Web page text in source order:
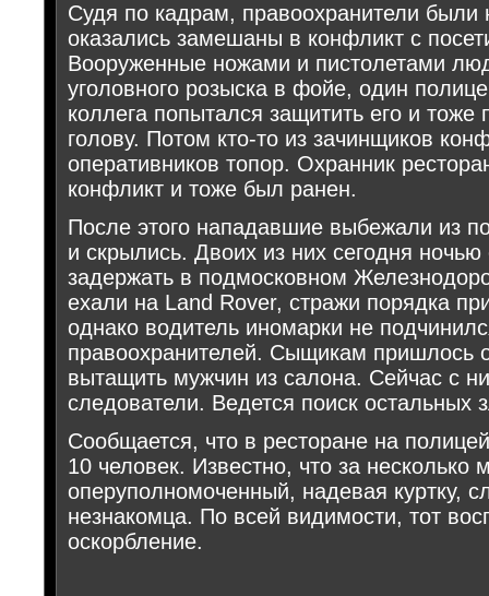
Судя по кадрам, правоохранители были
оказались замешаны в конфликт с
Вооруженные ножами и пистолетами
уголовного розыска в фойе, один
коллега попытался защитить его и
голову. Потом кто-то из зачинщиков
оперативников топор. Охранник
конфликт и тоже был ранен.
После этого нападавшие выбежали из
и скрылись. Двоих из них сегодня
задержать в подмосковном
ехали на Land Rover, стражи порядка
однако водитель иномарки не
правоохранителей. Сыщикам пришлось
вытащить мужчин из салона. Сейчас с
следователи. Ведется поиск остальных
Сообщается, что в ресторане на
10 человек. Известно, что за несколько
оперуполномоченный, надевая куртку,
незнакомца. По всей видимости, тот
оскорбление.